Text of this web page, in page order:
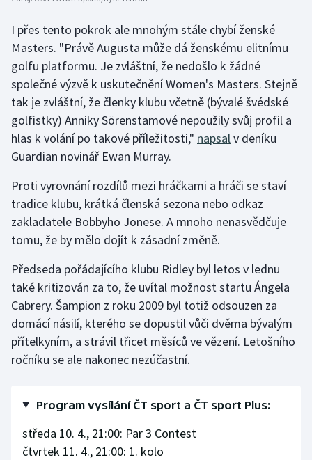
I přes tento pokrok ale mnohým stále chybí ženské
Masters. "Právě Augusta může dá ženskému elitnímu
golfu platformu. Je zvláštní, že nedošlo k žádné
společné výzvě k uskutečnění Women's Masters. Stejně
tak je zvláštní, že členky klubu včetně (bývalé švédské
golfistky) Anniky Sörenstamové nepoužily svůj profil a
hlas k volání po takové příležitosti," napsalv deníku
Guardian novinář Ewan Murray.
Proti vyrovnání rozdílů mezi hráčkami a hráči se staví
tradice klubu, krátká členská sezona nebo odkaz
zakladatele Bobbyho Jonese. A mnoho nenasvědčuje
tomu, že by mělo dojít k zásadní změně.
Předseda pořádajícího klubu Ridley byl letos v lednu
také kritizován za to, že uvítal možnost startu Ángela
Cabrery. Šampion z roku 2009 byl totiž odsouzen za
domácí násilí, kterého se dopustil vůči dvěma bývalým
přítelkyním, a strávil třicet měsíců ve vězení. Letošního
ročníku se ale nakonec nezúčastní.
Program vysílání ČT sport a ČT sport Plus:
středa 10. 4., 21:00: Par 3 Contest
čtvrtek 11. 4., 21:00: 1. kolo